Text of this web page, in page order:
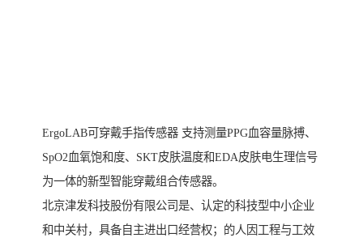
ErgoLAB可穿戴手指传感器 支持测量PPG血容量脉搏、
SpO2血氧饱和度、SKT皮肤温度和EDA皮肤电生理信号
为一体的新型智能穿戴组合传感器。
北京津发科技股份有限公司是、认定的科技型中小企业
和中关村，具备自主进出口经营权；的人因工程与工效